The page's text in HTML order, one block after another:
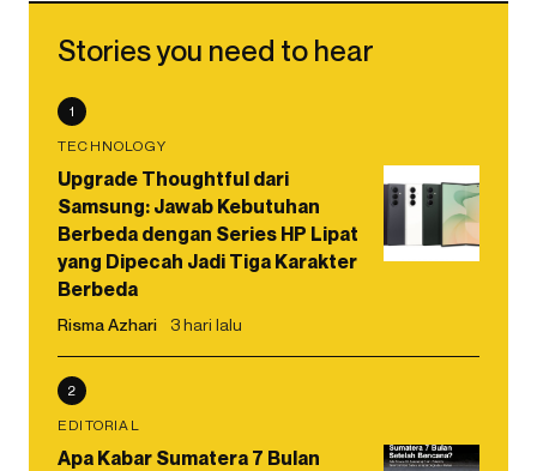
Stories you need to hear
1
TECHNOLOGY
Upgrade Thoughtful dari
Samsung: Jawab Kebutuhan
Berbeda dengan Series HP Lipat
yang Dipecah Jadi Tiga Karakter
Berbeda
Risma Azhari 3 hari lalu
2
EDITORIAL
Apa Kabar Sumatera 7 Bulan